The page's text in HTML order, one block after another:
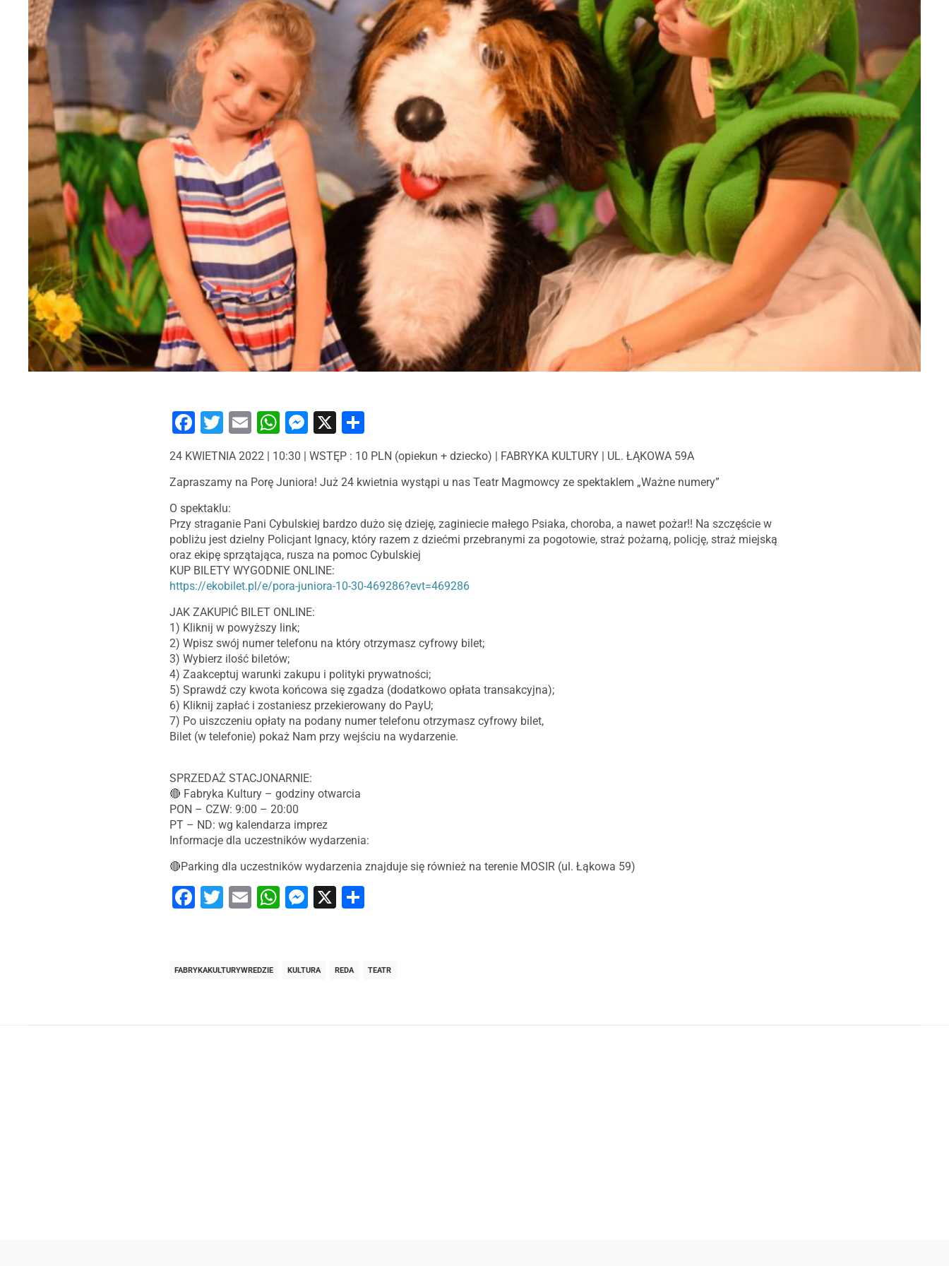
Facebook
Twitter
EmailWhatsApp
Messenger
X
24 KWIETNIA 2022 | 10:30 | WSTĘP : 10 PLN (opiekun + dziecko) | FABRYKA KULTURY | UL. ŁĄKOWA 59A
Zapraszamy na Porę Juniora! Już 24 kwietnia wystąpi u nas Teatr Magmowcy ze spektaklem „Ważne numery”
O spektaklu:
Przy straganie Pani Cybulskiej bardzo dużo się dzieję, zaginiecie małego Psiaka, choroba, a nawet pożar!! Na szczęście w
pobliżu jest dzielny Policjant Ignacy, który razem z dziećmi przebranymi za pogotowie, straż pożarną, policję, straż miejską
oraz ekipę sprzątająca, rusza na pomoc Cybulskiej
KUP BILETY WYGODNIE ONLINE:
https://ekobilet.pl/e/pora-juniora-10-30-469286?evt=469286
JAK ZAKUPIĆ BILET ONLINE:
1) Kliknij w powyższy link;
2) Wpisz swój numer telefonu na który otrzymasz cyfrowy bilet;
3) Wybierz ilość biletów;
4) Zaakceptuj warunki zakupu i polityki prywatności;
5) Sprawdź czy kwota końcowa się zgadza (dodatkowo opłata transakcyjna);
6) Kliknij zapłać i zostaniesz przekierowany do PayU;
7) Po uiszczeniu opłaty na podany numer telefonu otrzymasz cyfrowy bilet,
Bilet (w telefonie) pokaż Nam przy wejściu na wydarzenie.
SPRZEDAŻ STACJONARNIE:
🔴 Fabryka Kultury – godziny otwarcia
PON – CZW: 9:00 – 20:00
PT – ND: wg kalendarza imprez
Informacje dla uczestników wydarzenia:
🔴Parking dla uczestników wydarzenia znajduje się również na terenie MOSIR (ul. Łąkowa 59)
Facebook
Twitter
EmailWhatsApp
Messenger
X
FABRYKAKULTURYWREDZIE KULTURA REDA TEATR